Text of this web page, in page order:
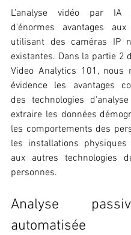
L'analyse vidéo par
d'énormes avantages aux
utilisant des caméras IP
existantes. Dans la partie 2
Video Analytics 101, nous
évidence les avantages
des technologies
extraire les données
les comportements des
les installations
aux autres technologies
personnes.
Analyse
automatisée